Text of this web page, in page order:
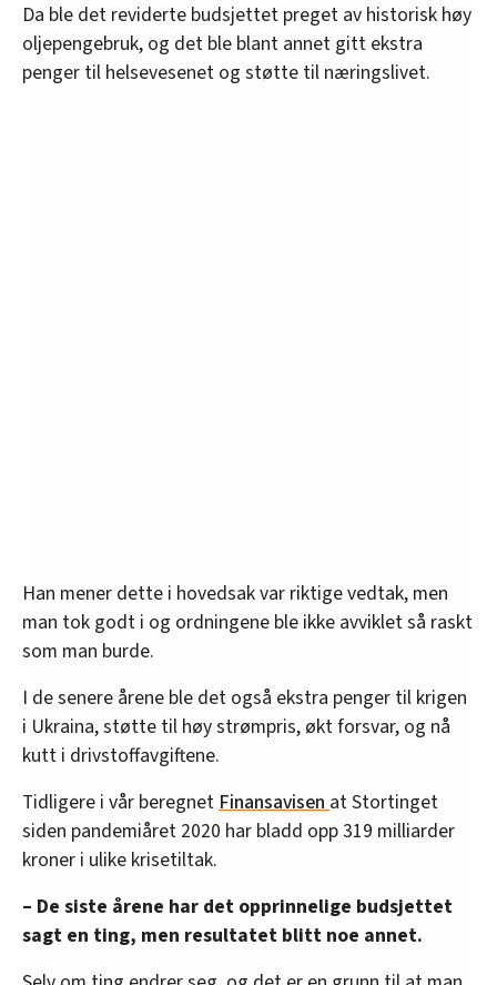
Da ble det reviderte budsjettet preget av historisk høy
oljepengebruk, og det ble blant annet gitt ekstra
penger til helsevesenet og støtte til næringslivet.
Han mener dette i hovedsak var riktige vedtak, men
man tok godt i og ordningene ble ikke avviklet så raskt
som man burde.
I de senere årene ble det også ekstra penger til krigen
i Ukraina, støtte til høy strømpris, økt forsvar, og nå
kutt i drivstoffavgiftene.
Tidligere i vår beregnetFinansavisenat Stortinget
siden pandemiåret 2020 har bladd opp 319 milliarder
kroner i ulike krisetiltak.
– De siste årene har det opprinnelige budsjettet
sagt en ting, men resultatet blitt noe annet.